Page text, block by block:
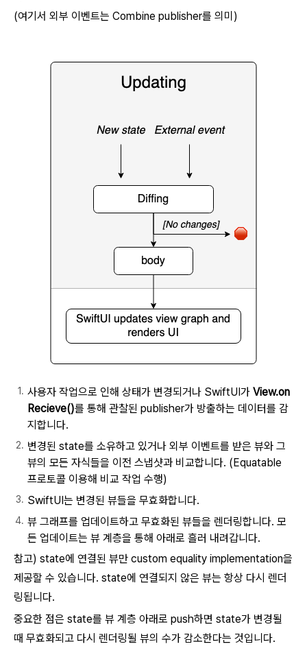
(여기서 외부 이벤트는 Combine publisher를 의미)
사용자 작업으로 인해 상태가 변경되거나 SwiftUI가 View.on
Recieve()를 통해 관찰된 publisher가 방출하는 데이터를 감
지합니다.
변경된 state를 소유하고 있거나 외부 이벤트를 받은 뷰와 그
뷰의 모든 자식들을 이전 스냅샷과 비교합니다. (Equatable
프로토콜 이용해 비교 작업 수행)
SwiftUI는 변경된 뷰들을 무효화합니다.
뷰 그래프를 업데이트하고 무효화된 뷰들을 렌더링합니다. 모
든 업데이트는 뷰 계층을 통해 아래로 흘러 내려갑니다.
참고) state에 연결된 뷰만 custom equality implementation을
제공할 수 있습니다. state에 연결되지 않은 뷰는 항상 다시 렌더
링됩니다.
중요한 점은 state를 뷰 계층 아래로 push하면 state가 변경될
때 무효화되고 다시 렌더링될 뷰의 수가 감소한다는 것입니다.